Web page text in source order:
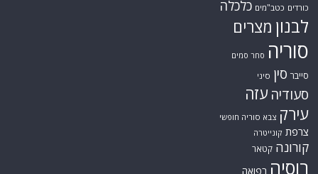
כורדים כטב"מים כלכלה
לבנון מצרים
סוריה סחר סמים
סייבר סין סיני
סעודיה עזה
עירק צבא סוריה חופשי
צרפת קונייטרה
קורונה קטאר
רוסיה רפואה